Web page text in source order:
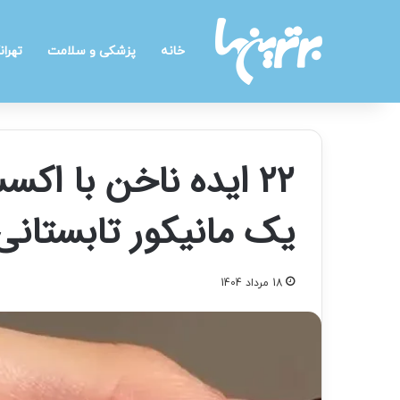
خانه پزشکی و سلامت
۲۲ ایده ناخن
یک مانیکور
18 مرداد 1404